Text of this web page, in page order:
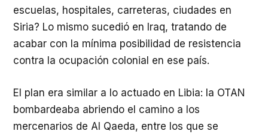
escuelas, hospitales, carreteras, ciudades en
Siria? Lo mismo sucedió en Iraq, tratando de
acabar con la mínima posibilidad de resistencia
contra la ocupación colonial en ese país.
El plan era similar a lo actuado en Libia: la OTAN
bombardeaba abriendo el camino a los
mercenarios de Al Qaeda, entre los que se